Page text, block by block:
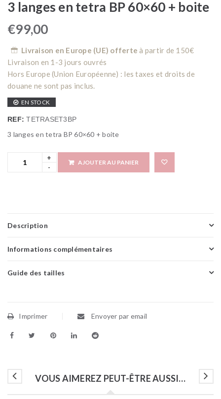
3 langes en tetra BP 60×60 + boite
€99,00
Livraison en Europe (UE) offerte à partir de 150€
Livraison en 1-3 jours ouvrés
Hors Europe (Union Européenne) : les taxes et droits de
douane ne sont pas inclus.
EN STOCK
REF:TETRASET3BP
3 langes en tetra BP 60×60 + boite
AJOUTER AU PANIER
Description
Informations complémentaires
Guide des tailles
Imprimer Envoyer par email
VOUS AIMEREZ PEUT-ÊTRE AUSSI…